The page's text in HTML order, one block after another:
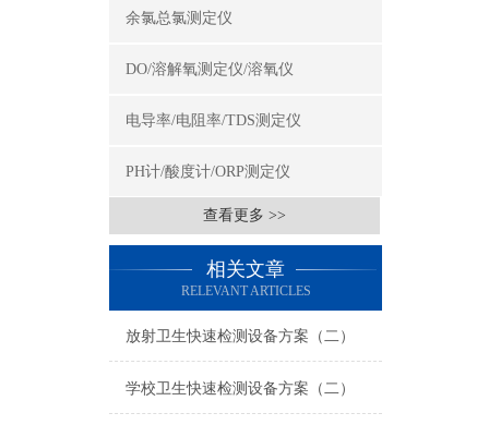
余氯总氯测定仪
DO/溶解氧测定仪/溶氧仪
电导率/电阻率/TDS测定仪
PH计/酸度计/ORP测定仪
查看更多 >>
相关文章
RELEVANT ARTICLES
放射卫生快速检测设备方案（二）
学校卫生快速检测设备方案（二）